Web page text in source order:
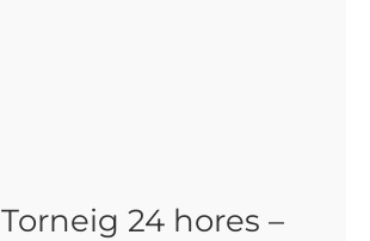
Torneig 24 hores –